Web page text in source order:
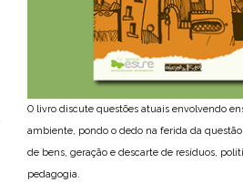
O livro discute questões atuais envolvendo
ambiente, pondo o dedo na ferida da
de bens, geração e descarte de resíduos,
pedagogia.